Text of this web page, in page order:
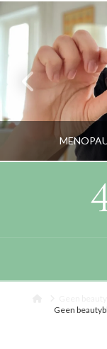
Geen